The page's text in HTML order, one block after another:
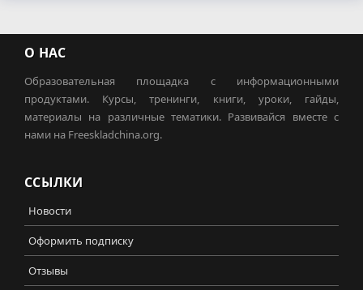
О НАС
Образовательная площадка с информационными
продуктами. Курсы, тренинги, книги, уроки, гайды,
материалы на различные тематики. Развивайся вместе с
нами на Freeskladchina.org.
ССЫЛКИ
Новости
Оформить подписку
Отзывы